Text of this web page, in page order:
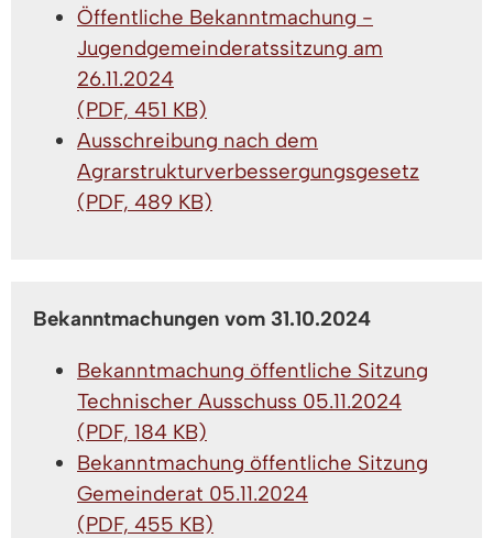
Öffentliche Bekanntmachung -
Jugendgemeinderatssitzung am
26.11.2024
(PDF, 451 KB)
Ausschreibung nach dem
Agrarstrukturverbessergungsgesetz
(PDF, 489 KB)
Bekanntmachungen vom 31.10.2024
Bekanntmachung öffentliche Sitzung
Technischer Ausschuss 05.11.2024
(PDF, 184 KB)
Bekanntmachung öffentliche Sitzung
Gemeinderat 05.11.2024
(PDF, 455 KB)